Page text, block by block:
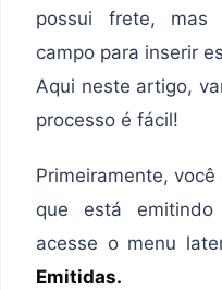
possui frete, mas
campo para inserir
Aqui neste artigo,
processo é fácil!
Primeiramente,
que está
acesse o menu
Emitidas.